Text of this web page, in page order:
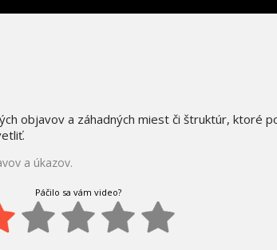
objavov a záhadných miest či štruktúr, ktoré
a úkazov.
Páčilo sa vám video?